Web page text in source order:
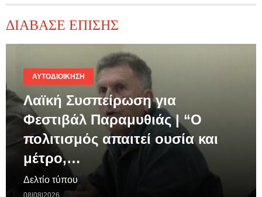
ΔΙΑΒΑΣΕ ΕΠΙΣΗΣ
ΑΥΤΟΔΙΟΊΚΗΣΗ
Λαϊκή Συσπείρωση για
Φεστιβάλ Παραμυθιάς | “Ο
πολιτισμός απαιτεί ουσία και
μέτρο,…
Δελτίο τύπου
08|08|2026